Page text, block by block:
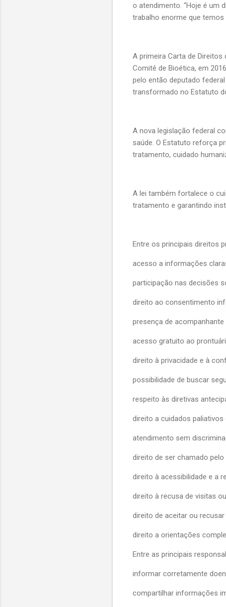
o atendimento. “Hoje é um
trabalho enorme que
A primeira Carta de
Comitê de Bioética, em
pelo então deputado
transformado no Estatuto
A nova legislação federal
saúde. O Estatuto reforça
tratamento, cuidado
A lei também fortalece o
tratamento e garantindo
Entre os principais direitos
acesso a informações
participação nas decisões
direito ao consentimento
presença de
acesso gratuito ao
direito à privacidade e à
possibilidade de buscar
respeito às diretivas
direito a cuidados paliativos
atendimento sem
direito de ser chamado
direito à acessibilidade e a
direito à recusa de visitas
direito de aceitar ou
direito a orientações
Entre as principais
informar corretamente
compartilhar informações